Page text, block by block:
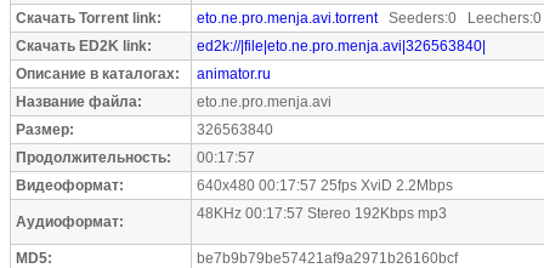
Скачать Torrent link:
eto.ne.pro.menja.avi.torrentSeeders:0 Leechers:0
Скачать ED2K link:
ed2k://|file|eto.ne.pro.menja.avi|326563840|
Описание в каталогах:
animator.ru
Название файла:
eto.ne.pro.menja.avi
Размер:
326563840
Продолжительность:
00:17:57
Видеоформат:
640x480 00:17:57 25fps XviD 2.2Mbps
Аудиоформат: 48KHz 00:17:57 Stereo 192Kbps mp3
MD5:
be7b9b79be57421af9a2971b26160bcf